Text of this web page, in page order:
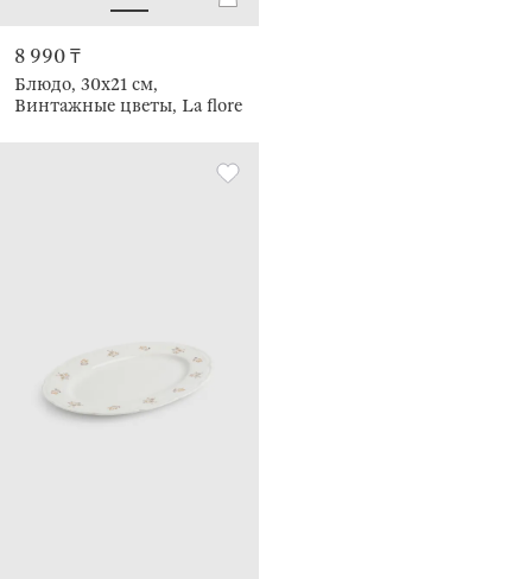
8 990 ₸
Блюдо, 30х21 см,
Винтажные цветы, La flore